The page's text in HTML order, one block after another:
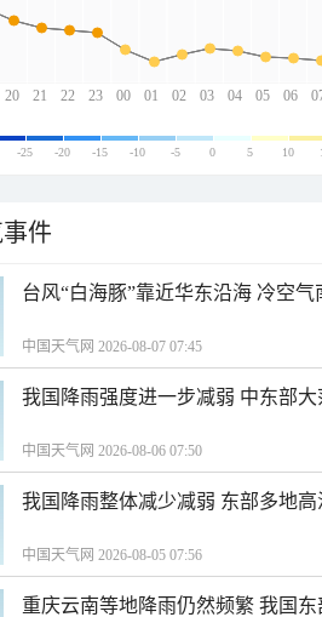
20 21 22 23 00 01 02 03 04 05 06
-25 -20 -15 -10 -5 0 5 10
件
台风“白海豚”靠近华东沿海 冷空
中国天气网 2026-08-07 07:45
我国降雨强度进一步减弱 中东部
中国天气网 2026-08-06 07:50
我国降雨整体减少减弱 东部多地
中国天气网 2026-08-05 07:56
重庆云南等地降雨仍然频繁 我国